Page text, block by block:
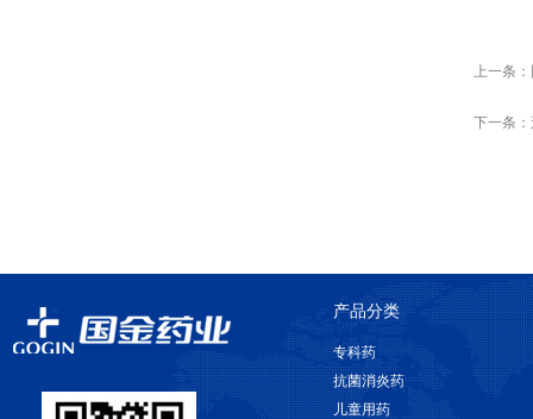
上一条：
下一条：
产品分类
专科药
抗菌消炎药
儿童用药